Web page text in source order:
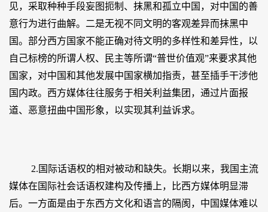
见，采取种种手段妄图扼制、抹黑和孤立中国，对中国的善
意行为进行曲解。二是无视不同文明的客观差异而抹黑中
国。部分西方国家不能正确对待文明的多样性和差异性，以
自己标榜的所谓人权、民主等所谓“普世价值观”来要求其他
国家，对中国和其他发展中国家横加指责，甚至插手干涉他
国内政。西方媒体往往服务于相关利益集团，通过片面报
道、恶意扭曲中国形象，以实现其利益诉求。
2.国际话语权的相对被动和缺失。长期以来，我国主流
媒体在国际社会话语权建构及传播上，比西方媒体明显滞
后。一方面是由于东西方文化和语言的隔阂，中国媒体难以